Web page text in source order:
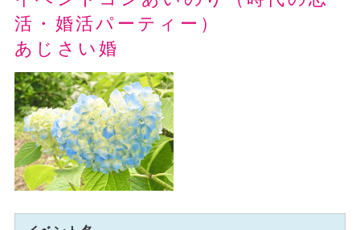
活・婚活パーティー）
あじさい婚